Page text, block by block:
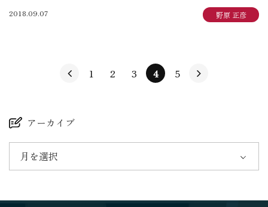
2018.09.07 野原 正彦
1 2 3 4 5
アーカイブ
月を選択